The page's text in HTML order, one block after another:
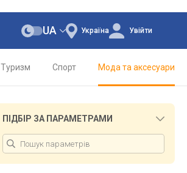
Україна
UA Увійти
Туризм Спорт Мода та аксесуари
ПІДБІР ЗА ПАРАМЕТРАМИ